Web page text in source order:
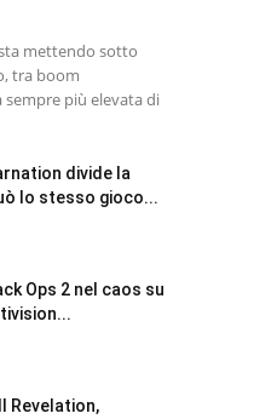
mettendo sotto
tra boom
più elevata di
divide la
lo stesso gioco...
Ops 2 nel caos su
Revelation,